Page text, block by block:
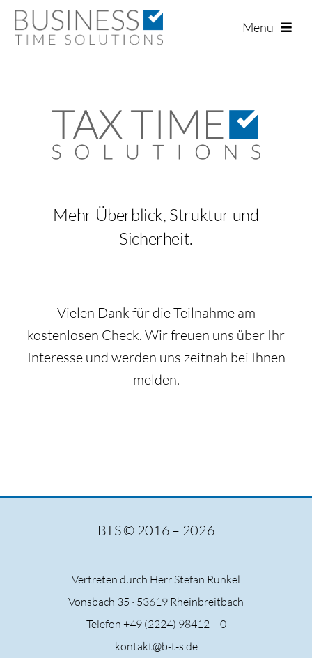
Zum
Inhalt
Menu
Mehr Überblick, Struktur und
Sicherheit.
Vielen Dank für die Teilnahme am
kostenlosen Check. Wir freuen uns über Ihr
Interesse und werden uns zeitnah bei Ihnen
melden.
BTS © 2016 – 2026
Vertreten durch Herr Stefan Runkel
Vonsbach 35 · 53619 Rheinbreitbach
Telefon +49 (2224) 98412 – 0
kontakt@b-t-s.de